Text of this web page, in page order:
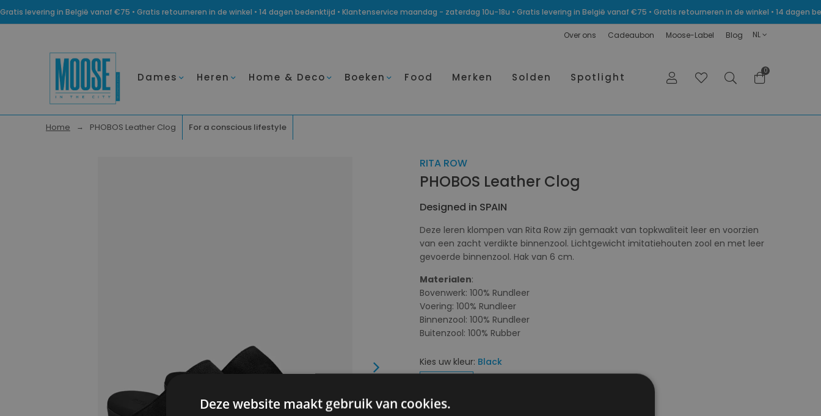
Gratis levering in België vanaf €75 • Gratis retourneren in de winkel • 14 dagen bedenktijd • Klantenservice maandag - zaterdag 10u-18u • Gratis levering in België vanaf €75 • Gratis retourneren in de winkel • 14
Over ons Cadeaubon Moose-Label Blog NL
Dames Heren Home & Deco Boeken Food Merken Solden Spotlight
0
Home PHOBOS Leather Clog For a conscious lifestyle
RITA ROW
PHOBOS Leather Clog
Designed in SPAIN
Deze leren klompen van Rita Row zijn gemaakt van topkwaliteit leer en voorzien
van een zacht verdikte binnenzool. Lichtgewicht imitatiehouten zool en met leer
gevoerde binnenzool. Hak van 6 cm.
Materialen:
Bovenwerk: 100% Rundleer
Voering: 100% Rundleer
Binnenzool: 100% Rundleer
Buitenzool: 100% Rubber
Kies uw kleur: Black
Deze website maakt gebruik van cookies.